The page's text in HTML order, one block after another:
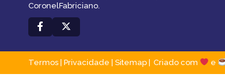
CoronelFabriciano.
Termos | Privacidade | Sitemap Criado com e